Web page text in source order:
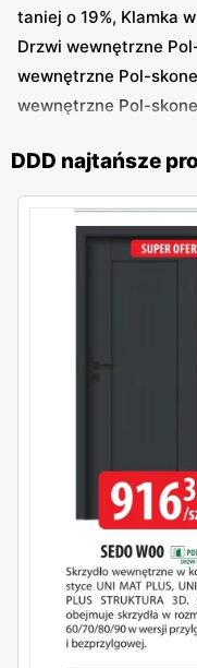
taniej o 19%, Klamka
Drzwi wewnętrzne
wewnętrzne Pol-
wewnętrzne Pol-
wewnętrzne Pol-skone
wewnętrzne Pol-
DDD najtańsze